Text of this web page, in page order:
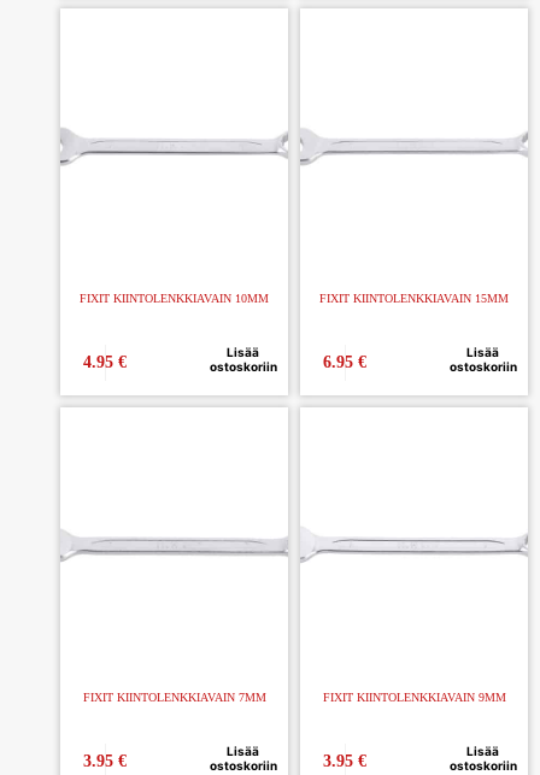
FIXIT KIINTOLENKKIAVAIN 10MM
4.95€
Lisää
ostoskoriin
FIXIT KIINTOLENKKIAVAIN 15MM
6.95€
Lisää
ostoskoriin
FIXIT KIINTOLENKKIAVAIN 7MM
3.95€
Lisää
ostoskoriin
FIXIT KIINTOLENKKIAVAIN 9MM
3.95€
Lisää
ostoskoriin